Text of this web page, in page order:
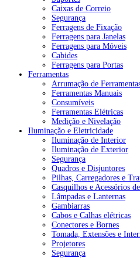
Caixas de Correio
Segurança
Ferragens de Fixação
Ferragens para Janelas
Ferragens para Móveis
Cabides
Ferragens para Portas
Ferramentas
Arrumação de
Ferramentas Manuais
Consumíveis
Ferramentas Elétricas
Medição e Nivelação
Iluminação e Eletricidade
Iluminação de Interior
Iluminação de Exterior
Segurança
Quadros e Disjuntores
Pilhas, Carregadores e
Casquilhos e Acessórios
Lâmpadas e Lanternas
Gambiarras
Cabos e Calhas elétricas
Conectores e Bornes
Tomada, Extensões e
Projetores
Segurança